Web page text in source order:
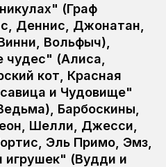
(Граф
Деннис, Джонатан,
Вольфыч),
чудес" (Алиса,
кот, Красная
и Чудовище"
Барбоскины,
Шелли, Джесси,
Эль Примо, Эмз,
игрушек" (Вудди и